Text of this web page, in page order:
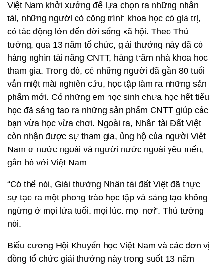
Việt Nam khởi xướng để lựa chọn ra những nhân
tài, những người có công trình khoa học có giá trị,
có tác động lớn đến đời sống xã hội. Theo Thủ
tướng, qua 13 năm tổ chức, giải thưởng này đã có
hàng nghìn tài năng CNTT, hàng trăm nhà khoa học
tham gia. Trong đó, có những người đã gần 80 tuổi
vẫn miệt mài nghiên cứu, học tập làm ra những sản
phẩm mới. Có những em học sinh chưa học hết tiểu
học đã sáng tạo ra những sản phẩm CNTT giúp các
bạn vừa học vừa chơi. Ngoài ra, Nhân tài Đất Việt
còn nhận được sự tham gia, ủng hộ của người Việt
Nam ở nước ngoài và người nước ngoài yêu mến,
gắn bó với Việt Nam.
“Có thể nói, Giải thưởng Nhân tài đất Việt đã thực
sự tạo ra một phong trào học tập và sáng tạo không
ngừng ở mọi lứa tuổi, mọi lúc, mọi nơi”, Thủ tướng
nói.
Biểu dương Hội Khuyến học Việt Nam và các đơn vị
đồng tổ chức giải thưởng này trong suốt 13 năm